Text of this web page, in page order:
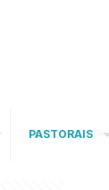
PASTORAIS